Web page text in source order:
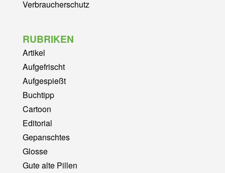
Verbraucherschutz
RUBRIKEN
Artikel
Aufgefrischt
Aufgespießt
Buchtipp
Cartoon
Editorial
Gepanschtes
Glosse
Gute alte Pillen